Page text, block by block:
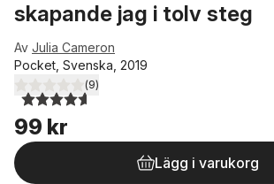
skapande jag i tolv steg
Av Julia Cameron
Pocket, Svenska, 2019
4,6utav 5 stjärnor. Totalt antal röster:
(9)
99 kr
Lägg i varukorg